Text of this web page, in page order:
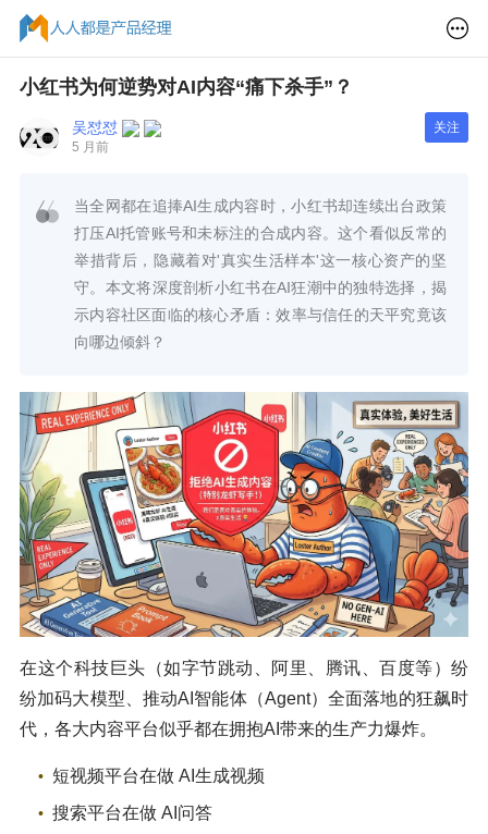
小红书为何逆势对AI内容“痛下杀手”？
吴怼怼
5 月前
关注
当全网都在追捧AI生成内容时，小红书却连续出台政策
打压AI托管账号和未标注的合成内容。这个看似反常的
举措背后，隐藏着对'真实生活样本'这一核心资产的坚
守。本文将深度剖析小红书在AI狂潮中的独特选择，揭
示内容社区面临的核心矛盾：效率与信任的天平究竟该
向哪边倾斜？
在这个科技巨头（如字节跳动、阿里、腾讯、百度等）纷
纷加码大模型、推动AI智能体（Agent）全面落地的狂飙时
代，各大内容平台似乎都在拥抱AI带来的生产力爆炸。
短视频平台在做 AI生成视频
搜索平台在做 AI问答